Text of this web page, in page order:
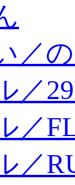
／
／
／
／